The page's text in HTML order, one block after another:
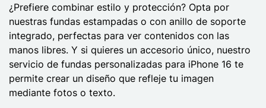
¿Prefiere combinar estilo y protección? Opta por
nuestras fundas estampadas o con anillo de soporte
integrado, perfectas para ver contenidos con las
manos libres. Y si quieres un accesorio único, nuestro
servicio de fundas personalizadas para iPhone 16 te
permite crear un diseño que refleje tu imagen
mediante fotos o texto.